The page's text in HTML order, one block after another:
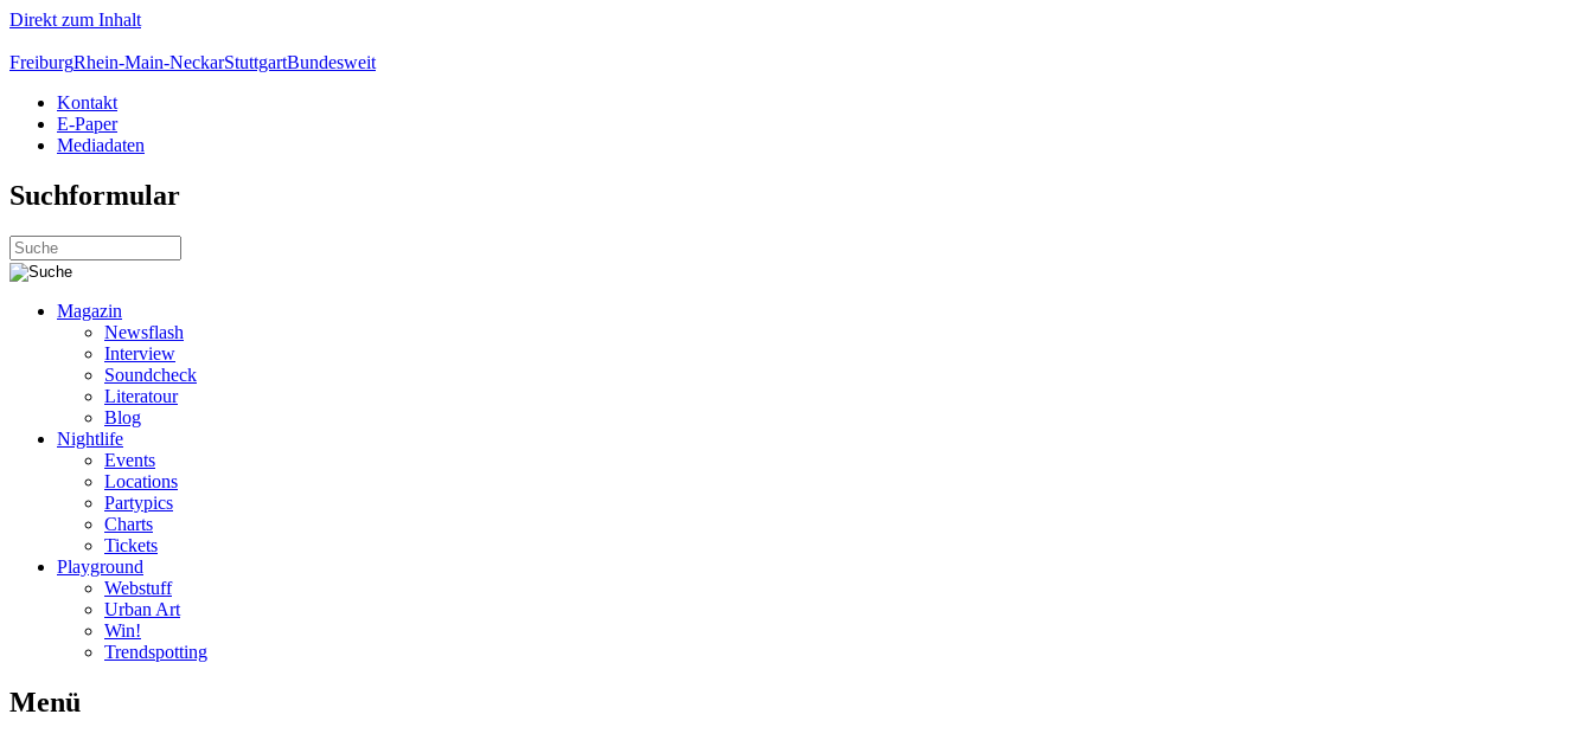
Direkt zum Inhalt
FreiburgRhein-Main-NeckarStuttgartBundesweit
Kontakt
E-Paper
Mediadaten
Suchformular
Magazin
Newsflash
Interview
Soundcheck
Literatour
Blog
Nightlife
Events
Locations
Partypics
Charts
Tickets
Playground
Webstuff
Urban Art
Win!
Trendspotting
Menü